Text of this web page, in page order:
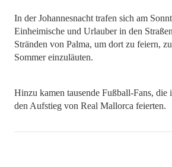
In der Johannesnacht trafen sich am
Einheimische und Urlauber in den
Stränden von Palma, um dort zu feiern,
Sommer einzuläuten.
Hinzu kamen tausende Fußball-Fans, die
den Aufstieg von Real Mallorca feierten.